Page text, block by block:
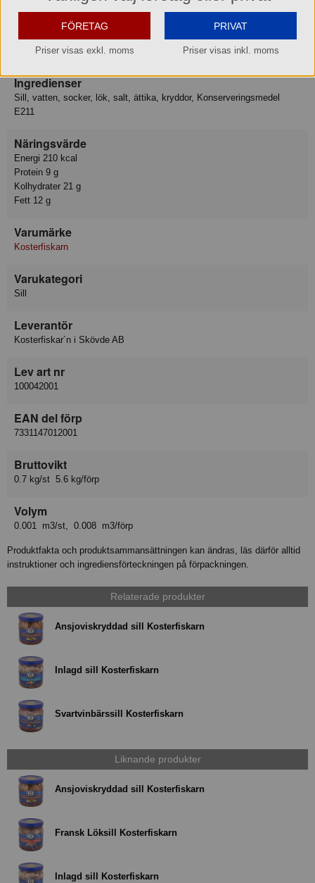
Produktinformation
Ingredienser
Sill, vatten, socker, lök, salt, ättika, kryddor, Konserveringsmedel
E211
Näringsvärde
Energi 210 kcal
Protein 9 g
Kolhydrater 21 g
Fett 12 g
Varumärke
Kosterfiskarn
Varukategori
Sill
Leverantör
Kosterfiskar´n i Skövde AB
Lev art nr
100042001
EAN del förp
7331147012001
Bruttovikt
0.7 kg/st 5.6 kg/förp
Volym
0.001 m3/st, 0.008 m3/förp
Produktfakta och produktsammansättningen kan ändras, läs därför alltid
instruktioner och ingrediensförteckningen på förpackningen.
Relaterade produkter
Ansjoviskryddad sill Kosterfiskarn
Inlagd sill Kosterfiskarn
Svartvinbärssill Kosterfiskarn
Liknande produkter
Ansjoviskryddad sill Kosterfiskarn
Fransk Löksill Kosterfiskarn
Inlagd sill Kosterfiskarn
FÖRETAG
Priser visas exkl. moms
PRIVAT
Priser visas inkl. moms